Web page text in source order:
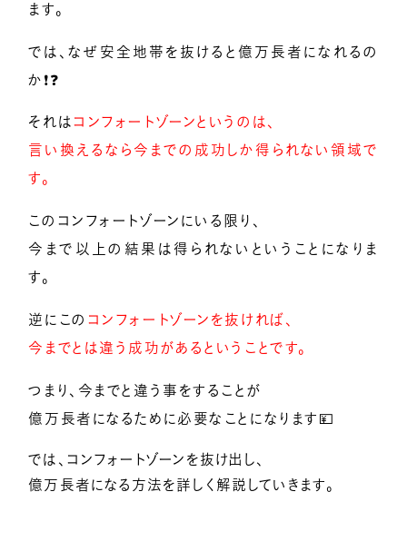
億楽®マインド
ます。
では、なぜ安全地帯を抜けると億万長者になれるの
か❗❓
それはコンフォートゾーンというのは、
言い換えるなら今までの成功しか得られない領域で
す。
このコンフォートゾーンにいる限り、
今まで以上の結果は得られないということになりま
す。
逆にこの コンフォートゾーンを抜ければ、
今までとは違う成功があるということです。
つまり、今までと違う事をすることが
億万長者になるために必要なことになります💴
では、コンフォートゾーンを抜け出し、
億万長者になる方法を詳しく解説していきます。